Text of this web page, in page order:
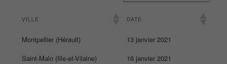
VILLE DATE
Montpellier (Hérault)
13 janvier 2021
Saint-Malo (Ille-et-Vilaine)
16 janvier 2021